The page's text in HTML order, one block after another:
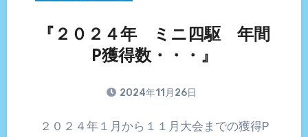
『２０２４年 ミニ四駆 年間
P獲得数・・・』
2024年11月26日
２０２４年１月から１１月大会までの獲得P